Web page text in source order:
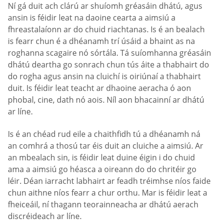
Ní gá duit ach clárú ar shuíomh gréasáin dhátú, agus
ansin is féidir leat na daoine cearta a aimsiú a
fhreastalaíonn ar do chuid riachtanas. Is é an bealach
is fearr chun é a dhéanamh trí úsáid a bhaint as na
roghanna scagaire nó sórtála. Tá suíomhanna gréasáin
dhátú deartha go sonrach chun tús áite a thabhairt do
do rogha agus ansin na cluichí is oiriúnaí a thabhairt
duit. Is féidir leat teacht ar dhaoine aeracha ó aon
phobal, cine, dath nó aois. Níl aon bhacainní ar dhátú
ar líne.
Is é an chéad rud eile a chaithfidh tú a dhéanamh ná
an comhrá a thosú tar éis duit an cluiche a aimsiú. Ar
an mbealach sin, is féidir leat duine éigin i do chuid
ama a aimsiú go héasca a oireann do do chritéir go
léir. Déan iarracht labhairt ar feadh tréimhse níos faide
chun aithne níos fearr a chur orthu. Mar is féidir leat a
fheiceáil, ní thagann teorainneacha ar dhátú aerach
discréideach ar líne.